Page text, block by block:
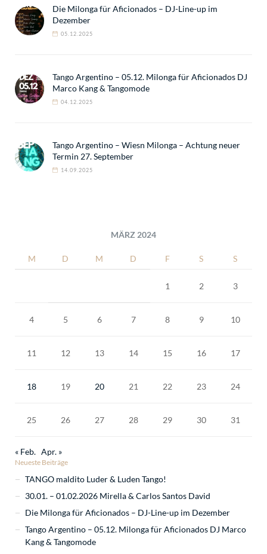
Die Milonga für Aficionados – DJ-Line-up im
Dezember
05.12.2025
Tango Argentino – 05.12. Milonga für Aficionados DJ
Marco Kang & Tangomode
04.12.2025
Tango Argentino – Wiesn Milonga – Achtung neuer
Termin 27. September
14.09.2025
MÄRZ 2024
M D M D F S S
1 2 3
4 5 6 7 8 9 10
11 12 13 14 15 16 17
18 19 20 21 22 23 24
25 26 27 28 29 30 31
« Feb. Apr. »
Neueste Beiträge
TANGO maldito Luder & Luden Tango!
30.01. – 01.02.2026 Mirella & Carlos Santos David
Die Milonga für Aficionados – DJ-Line-up im Dezember
Tango Argentino – 05.12. Milonga für Aficionados DJ Marco
Kang & Tangomode